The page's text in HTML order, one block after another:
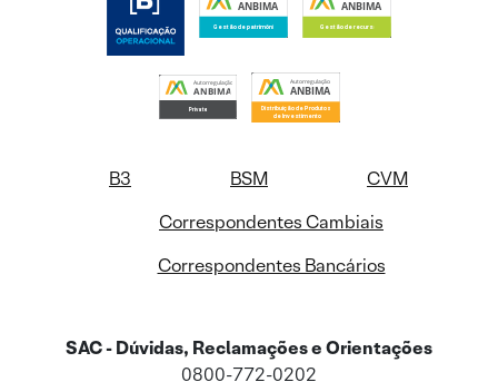
B3 BSM
CVM
Correspondentes Cambiais
Correspondentes Bancários
SAC - Dúvidas, Reclamações e Orientações
0800-772-0202